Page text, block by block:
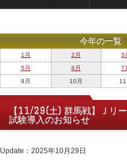
今年の一覧
1月 2月 3
5月
6月 7
9月
10月 11
【11/29(土) 群馬戦】Ｊリ
試験導入のお知らせ
Update：2025年10月29日